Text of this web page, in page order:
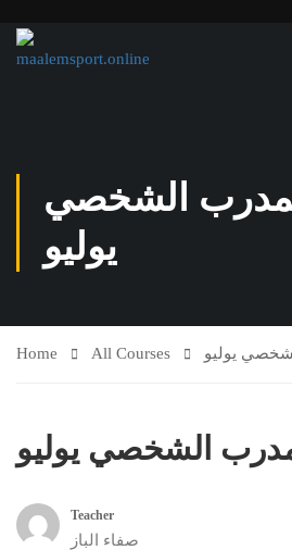
الشخصي
يوليو
Home All Courses يوليو
الشخصي يوليو
Teacher
صفاء الباز